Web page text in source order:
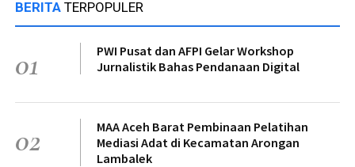
BERITA TERPOPULER
01
PWI Pusat dan AFPI Gelar Workshop
Jurnalistik Bahas Pendanaan Digital
02
MAA Aceh Barat Pembinaan Pelatihan
Mediasi Adat di Kecamatan Arongan
Lambalek